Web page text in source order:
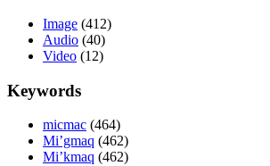
Image (412)
Audio (40)
Video (12)
Keywords
micmac (464)
Mi’gmaq (462)
Mi’kmaq (462)